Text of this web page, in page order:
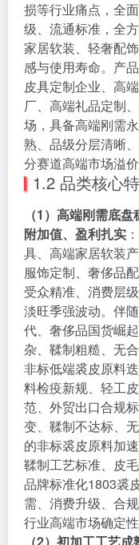
损等行业痛点，全
级、流通标准，全
家居软装、轻奢配
感与使用寿命。产
皮具定制企业、高
厂、高端礼品定制
场，具备高端刚需
熟、品级分层清晰
分赛道高端市场溢
1.2 品类核心
（1）高端刚需底
附加值、盈利扎实
具、高端家居软装
服饰定制、奢侈品
受众精准、消费层
淡旺季强波动。伴
代、奢侈品国货崛
杂、鞣制粗糙、无
非标低端裘皮原料
料检疫新规、轻工
范、外贸出口合规
变、鞣制不达标、
的非标裘皮原料加
鞣制工艺标准、皮
品牌标准化1803裘
需、消费升级、合
行业高端市场确定性